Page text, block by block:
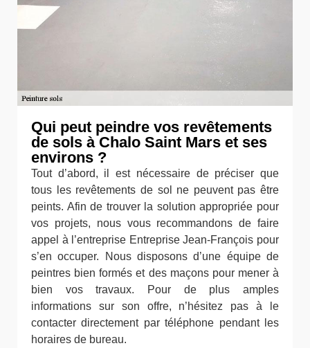
Qui peut peindre vos revêtements
de sols à Chalo Saint Mars et ses
environs ?
Tout d’abord, il est nécessaire de préciser que
tous les revêtements de sol ne peuvent pas être
peints. Afin de trouver la solution appropriée pour
vos projets, nous vous recommandons de faire
appel à l’entreprise Entreprise Jean-François pour
s’en occuper. Nous disposons d’une équipe de
peintres bien formés et des maçons pour mener à
bien vos travaux. Pour de plus amples
informations sur son offre, n’hésitez pas à le
contacter directement par téléphone pendant les
horaires de bureau.